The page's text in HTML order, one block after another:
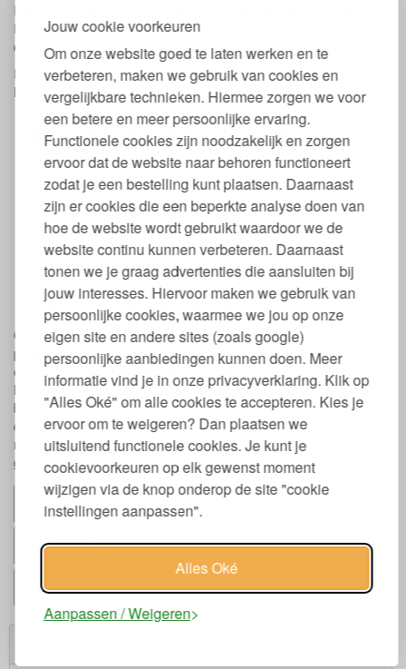
Jouw cookie voorkeuren
Om onze website goed te laten werken en te
verbeteren, maken we gebruik van cookies en
vergelijkbare technieken. Hiermee zorgen we voor
een betere en meer persoonlijke ervaring.
Functionele cookies zijn noodzakelijk en zorgen
ervoor dat de website naar behoren functioneert
zodat je een bestelling kunt plaatsen. Daarnaast
zijn er cookies die een beperkte analyse doen van
hoe de website wordt gebruikt waardoor we de
website continu kunnen verbeteren. Daarnaast
tonen we je graag advertenties die aansluiten bij
jouw interesses. Hiervoor maken we gebruik van
persoonlijke cookies, waarmee we jou op onze
eigen site en andere sites (zoals google)
persoonlijke aanbiedingen kunnen doen. Meer
informatie vind je in onze privacyverklaring. Klik op
"Alles Oké" om alle cookies te accepteren. Kies je
ervoor om te weigeren? Dan plaatsen we
uitsluitend functionele cookies. Je kunt je
cookievoorkeuren op elk gewenst moment
wijzigen via de knop onderop de site "cookie
instellingen aanpassen".
Alles Oké
Aanpassen / Weigeren
Redecker haarborstel speciaal voor middellang en lang haar.
Deze Redecker haarborstel heeft zachte korte haartjes en is 22
centimeter lang.
De haarborstel is gemaakt van geolied perenhout. De borstel
heeft echte haren, die zowel zacht als licht zijn.
Eigenschappen Redecker zachte borstel
Lengte: 22 cm.
Borstel van geolied perenhout
Borstelharen van varkenshaar
Vrij van schadelijke stoffen
Met zachte korte haartjes
Voor middellang en lang haar
Handgemaakt en van hoge kwaliteit
Haarborstel Redecker beter voor milieu
Omdat de Redecker haarborstels gemaakt zijn van echte haren in
plaats van de vaak gebruikte nylon haren, zijn ze ook nog eens
een milieuvriendelijk alternatief voor de “gewone” borstel. Voor
het maken van nylon is namelijk gebruik gemaakt van fossiele
brandstoffen, en tijdens de productie van nylon worden veelal
chemische stoffen gebruikt die schade kunnen toebrengen aan
mens en milieu. Bij het gebruik van echte haren is dit niet het
geval, omdat de haren van natuurlijke oorsprong zijn.
Past bij
Alternatieven
Gerelateerde producten